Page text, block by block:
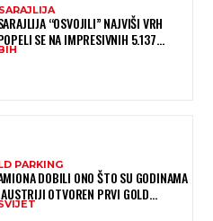
“OSVOJILI” NAJVIŠI VRH
SE NA IMPRESIVNIH 5.137
PARKING
DOBILI ONO ŠTO SU GODINAMA
OTVOREN PRVI GOLD